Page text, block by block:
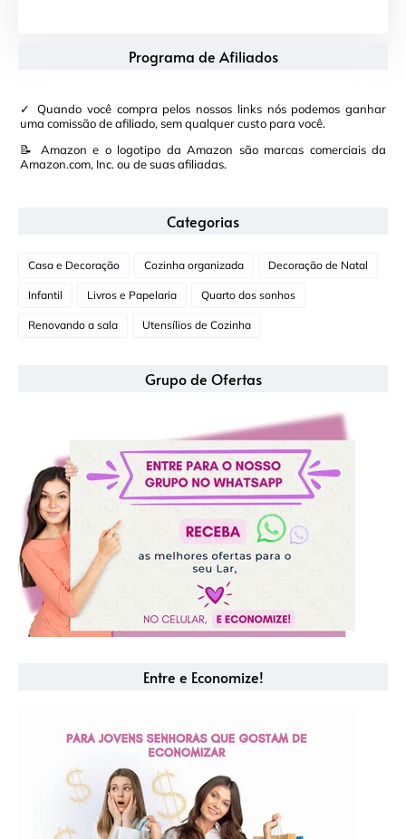
Programa de Afiliados
✓ Quando você compra pelos nossos links nós podemos ganhar
uma comissão de afiliado, sem qualquer custo para você.
📝 Amazon e o logotipo da Amazon são marcas comerciais da
Amazon.com, Inc. ou de suas afiliadas.
Categorias
Casa e Decoração Cozinha organizada Decoração de Natal
Infantil Livros e Papelaria Quarto dos sonhos
Renovando a sala Utensílios de Cozinha
Grupo de Ofertas
Entre e Economize!